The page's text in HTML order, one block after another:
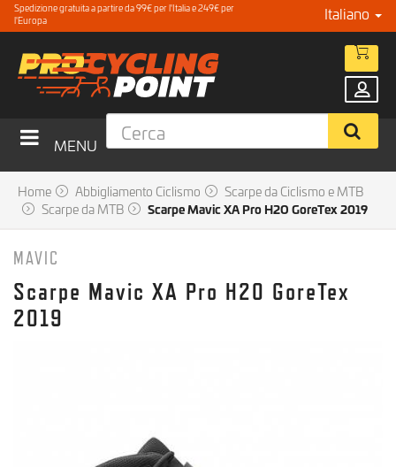
Spedizione gratuita a partire da 99€ per l'Italia e 249€ per
l'Europa
Italiano
MENU
Home Abbigliamento Ciclismo
Scarpe da Ciclismo e MTB
Scarpe da MTB
Scarpe Mavic XA Pro H2O GoreTex 2019
MAVIC
Scarpe Mavic XA Pro H2O GoreTex
2019